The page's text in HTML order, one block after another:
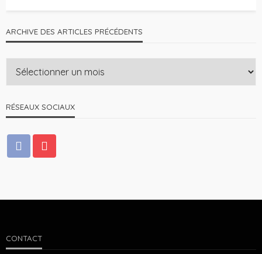
ARCHIVE DES ARTICLES PRÉCÉDENTS
RÉSEAUX SOCIAUX
CONTACT